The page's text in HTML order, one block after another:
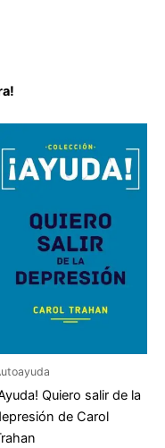
Quiero salir de la
de Carol